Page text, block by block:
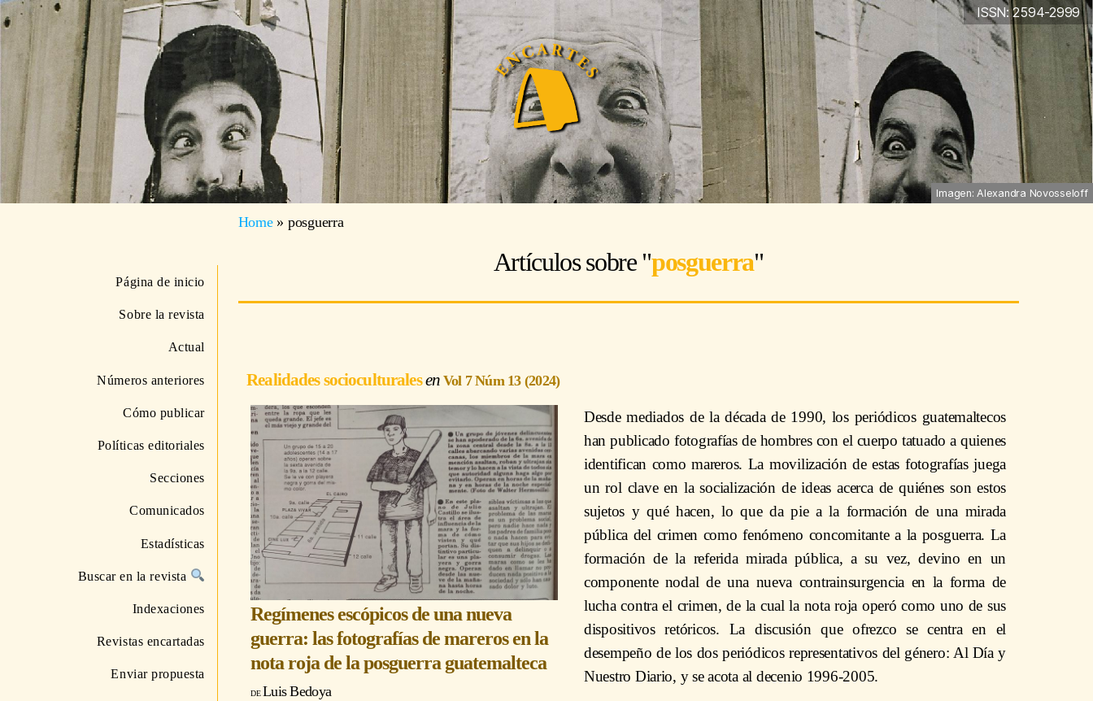
ISSN: 2594-2999
Imagen: Alexandra Novosseloff
Página de inicio
Sobre la revista
Actual
Números anteriores
Cómo publicar
Políticas editoriales
Secciones
Comunicados
Estadísticas
Buscar en la revista
Indexaciones
Revistas encartadas
Enviar propuesta
Home» posguerra
Artículos sobre "posguerra"
Realidades socioculturales Vol 7 Núm 13 (2024)
Regímenes escópicos de una nueva
guerra: las fotografías de mareros en la
nota roja de la posguerra guatemalteca
Luis Bedoya
Desde mediados de la década de 1990, los periódicos guatemaltecos
han publicado fotografías de hombres con el cuerpo tatuado a quienes
identifican como mareros. La movilización de estas fotografías juega
un rol clave en la socialización de ideas acerca de quiénes son estos
sujetos y qué hacen, lo que da pie a la formación de una mirada
pública del crimen como fenómeno concomitante a la posguerra. La
formación de la referida mirada pública, a su vez, devino en un
componente nodal de una nueva contrainsurgencia en la forma de
lucha contra el crimen, de la cual la nota roja operó como uno de sus
dispositivos retóricos. La discusión que ofrezco se centra en el
desempeño de los dos periódicos representativos del género: Al Día y
Nuestro Diario, y se acota al decenio 1996-2005.